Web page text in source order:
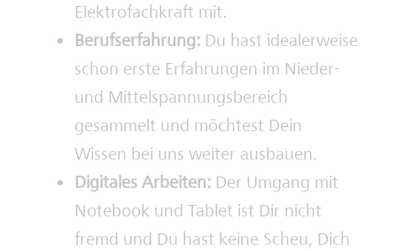
Elektrofachkraft mit.
Berufserfahrung: Du hast idealerweise
schon erste Erfahrungen im Nieder-
und Mittelspannungsbereich
gesammelt und möchtest Dein
Wissen bei uns weiter ausbauen.
Digitales Arbeiten: Der Umgang mit
Notebook und Tablet ist Dir nicht
fremd und Du hast keine Scheu, Dich